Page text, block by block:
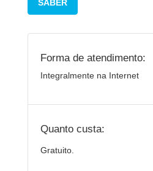
SABER
Forma de atendimento:
Integralmente na Internet
Quanto custa:
Gratuito.